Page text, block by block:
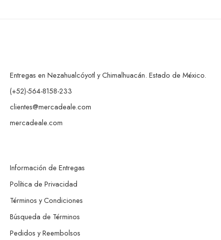
Entregas en Nezahualcóyotl y Chimalhuacán. Estado de México.
(+52)-564-8158-233
clientes@mercadeale.com
mercadeale.com
Información de Entregas
Política de Privacidad
Términos y Condiciones
Búsqueda de Términos
Pedidos y Reembolsos